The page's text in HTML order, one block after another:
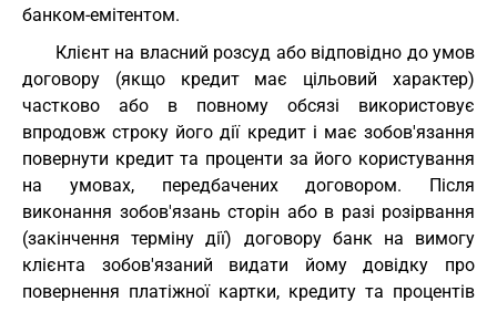
банком-емітентом.
Клієнт на власний розсуд або відповідно до умов
договору (якщо кредит має цільовий характер)
частково або в повному обсязі використовує
впродовж строку його дії кредит і має зобов'язання
повернути кредит та проценти за його користування
на умовах, передбачених договором. Після
виконання зобов'язань сторін або в разі розірвання
(закінчення терміну дії) договору банк на вимогу
клієнта зобов'язаний видати йому довідку про
повернення платіжної картки, кредиту та процентів